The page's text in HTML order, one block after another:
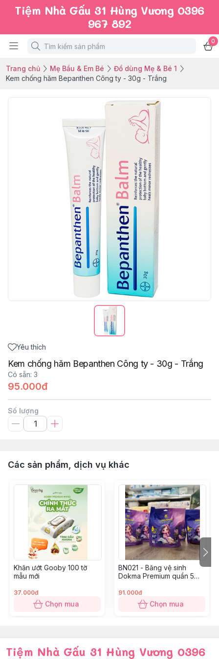
Tiệm Nhà Gấu 31 Hùng Vương 0396
967 892
0
Trang chủ Mẹ Bầu & Em Bé
Đồ dùng Mẹ & Bé 1
Kem chống hăm Bepanthen Công ty - 30g - Trắng
Yêu thích
Kem chống hăm Bepanthen Công ty - 30g - Trắng
Có sẵn: 3
95.000đ
Số lượng
Các sản phẩm, dịch vụ khác
Khăn ướt Gooby 100 tờ
mẫu mới
37.000đ
Chọn mua
BN021 - Băng vệ sinh
Dokma Premium quần 5
91.000đ
Chọn mua
Tiệm Nhà Gấu 31 Hùng Vương 0396